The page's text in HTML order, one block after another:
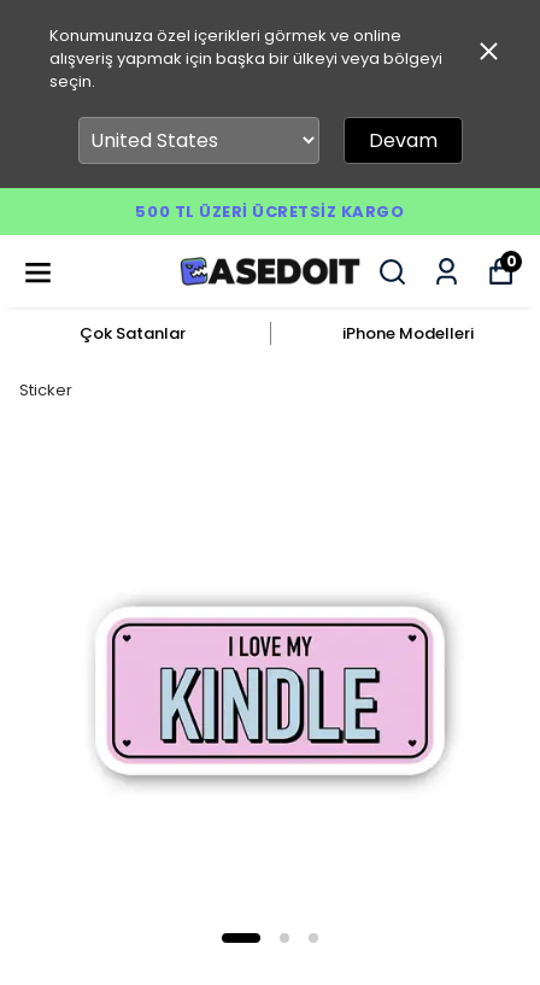
Konumunuza özel içerikleri görmek ve online
alışveriş yapmak için başka bir ülkeyi veya bölgeyi
seçin.
Devam
500 TL ÜZERI ÜCRETSIZ KARGO
0
Çok Satanlar iPhone Modelleri
Sticker